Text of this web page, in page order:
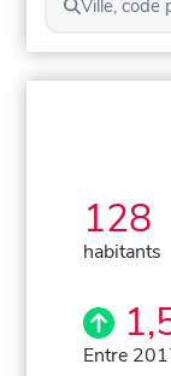
Ville, code
128
habitants
Entre